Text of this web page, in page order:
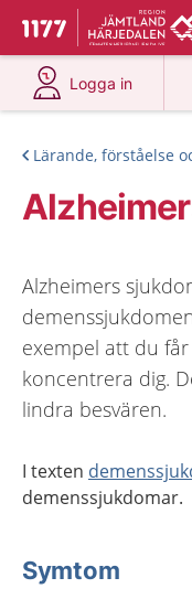
Till startsidan för
Du har valt
Logga in
på 1177.se
Lärande, förståelse
Alzheimers
exempel att du
koncentrera dig.
lindra besvären.
I texten
demenssjukdomar.
Symtom